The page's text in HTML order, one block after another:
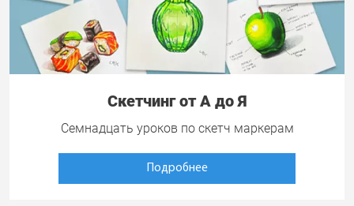
Скетчинг от А до Я
Семнадцать уроков по скетч маркерам
Подробнее